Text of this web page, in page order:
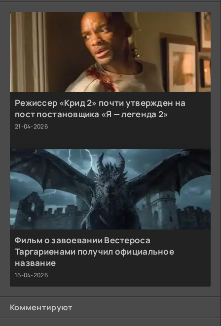
Режиссер «Крид 2» почти утвержден на
пост постановщика «Я — легенда 2»
21-04-2026
Фильм о завоевании Вестероса
Таргариенами получил официальное
название
16-04-2026
Комментируют